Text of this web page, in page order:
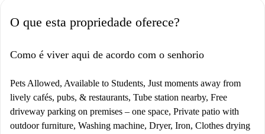
O que esta propriedade oferece?
Como é viver aqui de acordo com o senhorio
Pets Allowed, Available to Students, Just moments away from
lively cafés, pubs, & restaurants, Tube station nearby, Free
driveway parking on premises – one space, Private patio with
outdoor furniture, Washing machine, Dryer, Iron, Clothes drying